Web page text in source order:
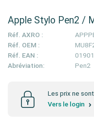
Apple Stylo Pen2 /
Réf. AXRO :
Réf. OEM :
Réf. EAN :
Abréviation:
Pen2
Les prix ne
Vers le login